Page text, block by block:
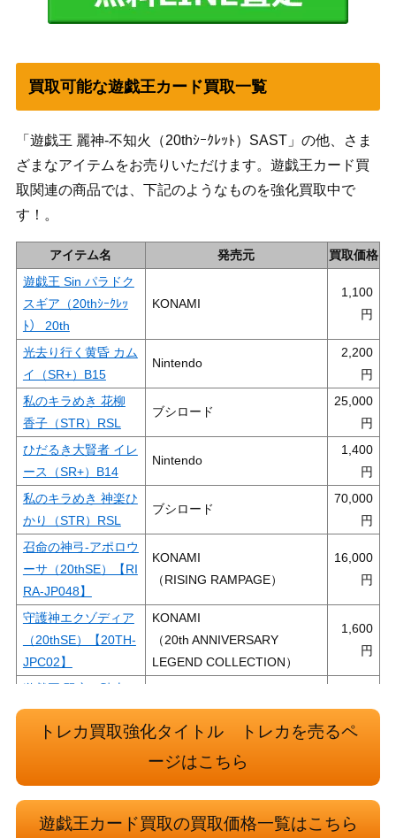
買取可能な遊戯王カード買取一覧
「遊戯王 麗神-不知火（20thｼｰｸﾚｯﾄ）SAST」の他、さま
ざまなアイテムをお売りいただけます。遊戯王カード買
取関連の商品では、下記のようなものを強化買取中で
す！。
アイテム名 発売元
買取価格
遊戯王 Sin パラドク
スギア（20thｼｰｸﾚｯ
ﾄ） 20th
KONAMI
1,100
光去り行く黄昏 カム
イ（SR+）B15
Nintendo
2,200
私のキラめき 花柳
香子（STR）RSL
ブシロード
25,000
ひだるき大賢者 イレ
ース（SR+）B14
Nintendo
1,400
私のキラめき 神楽ひ
かり（STR）RSL
ブシロード
70,000
召命の神弓-アポロウ
ーサ（20thSE）【RI
RA-JP048】
KONAMI
（RISING RAMPAGE）
16,000
守護神エクゾディア
（20thSE）【20TH-
JPC02】
KONAMI
（20th ANNIVERSARY
LEGEND COLLECTION）
1,600
遊戯王 双穹の騎士ア
ストラム（20thｼｰｸﾚ
ｯﾄ）DANE
KONAMI
R）RSL
青眼の亜白龍（20th
KONAMI
トレカ買取強化タイトル トレカを売るペ
ージはこちら
遊戯王カード買取の買取価格一覧はこちら